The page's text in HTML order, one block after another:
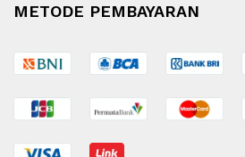
METODE PEMBAYARAN